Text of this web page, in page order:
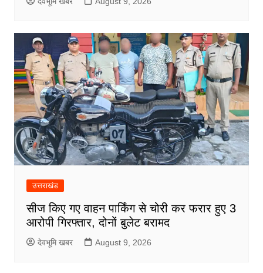
उत्तराखंड
सीज किए गए वाहन पार्किंग से चोरी कर फरार हुए 3
आरोपी गिरफ्तार, दोनों बुलेट बरामद
देवभूमि खबर August 9, 2026